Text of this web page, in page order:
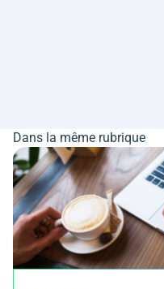
Dans la même rubrique